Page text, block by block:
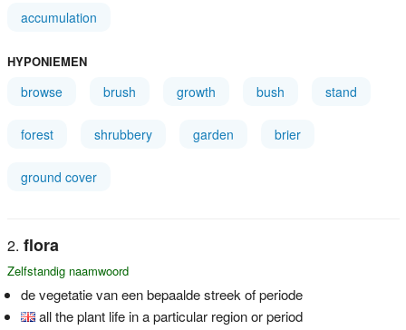
accumulation
HYPONIEMEN
browse brush growth bush stand
forest shrubbery garden brier
ground cover
flora
Zelfstandig naamwoord
de vegetatie van een bepaalde streek of periode
all the plant life in a particular region or period